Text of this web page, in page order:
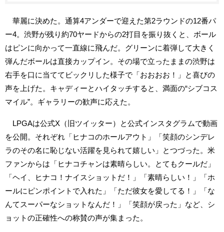
華麗に決めた。通算4アンダーで迎えた第2ラウンドの12番パ
ー4。渋野が残り約70ヤードからの2打目を振り抜くと、ボール
はピンに向かって一直線に飛んだ。グリーンに着弾して大きく
弾んだボールは直接カップイン。その場で立ったままの渋野は
右手を口に当ててビックリした様子で「おおおお！」と喜びの
声を上げた。キャディーとハイタッチすると、満面の“シブコス
マイル”。ギャラリーの歓声に応えた。
LPGAは公式X（旧ツイッター）と公式インスタグラムで動画
を公開。それぞれ「ヒナコのホールアウト」「笑顔のシンデレ
ラのその名に恥じない活躍を見られて嬉しい」とつづった。米
ファンからは「ヒナコチャンは素晴らしい。とてもクールだ」
「ヘイ、ヒナコ！ナイスショットだ！」「素晴らしい！」「ホ
ールにピンポイントで入れた」「ただ彼女を愛してる！」「な
んてスーパーなショットなんだ！」「笑顔が戻った」など、シ
ョットの正確性への称賛の声が集まった。